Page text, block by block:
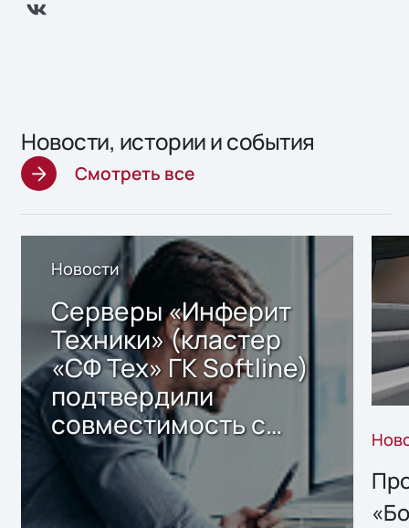
Новости, истории и события
Смотреть все
Новости
Серверы «Инферит
Техники» (кластер
«СФ Тех» ГК Softline)
подтвердили
совместимость с
решением Sharx
Storage 2.x для
хранения данных